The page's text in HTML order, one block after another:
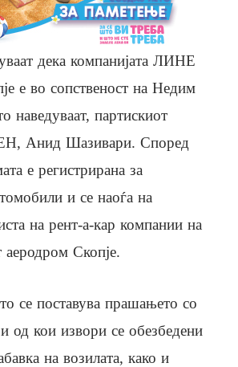
дека компанијата ЛИНЕ
е во сопственост на Недим
наведуваат, партискиот
Анид Шазивари. Според
е регистрирана за
и се наоѓа на
на рент-а-кар компании на
Скопје.
се поставува прашањето со
од кои извори се обезбедени
на возилата, како и